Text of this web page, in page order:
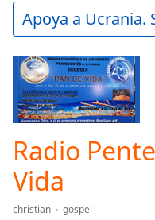
Play
Video
Skip
Backward
Skip
Forward
Mute
Current
Time0:00
Duration-:-
Loaded:
Apoya a Ucrania.
Radio
Vida
christian
gospel